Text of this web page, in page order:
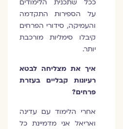
ככל שתכנית הלימודים
על הספירות התקדמה
והעמיקה, סידורי הפרחים
קיבלו סימליות מורכבת
יותר.
איך את מצליחה לבטא
רעיונות קבליים בעזרת
פרחים?
אחרי הלימוד עם עדינה
ואריאל אני מדמיינת כל